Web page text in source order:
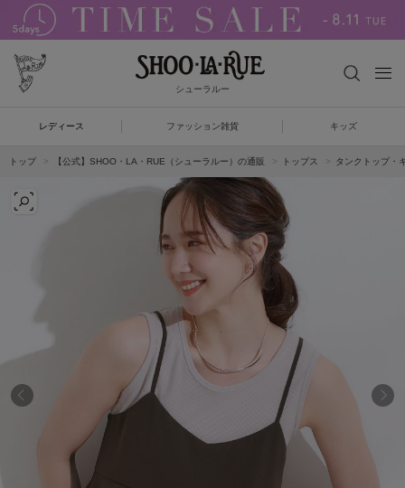
シューラルー
レディース ファッション雑貨 キッズ
トップ 【公式】SHOO・LA・RUE（シューラルー）の通販 トップス タンクトップ・